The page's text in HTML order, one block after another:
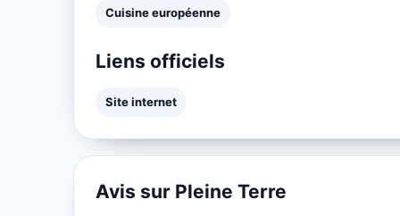
Cuisine européenne
Liens officiels
Site internet
Avis sur Pleine Terre